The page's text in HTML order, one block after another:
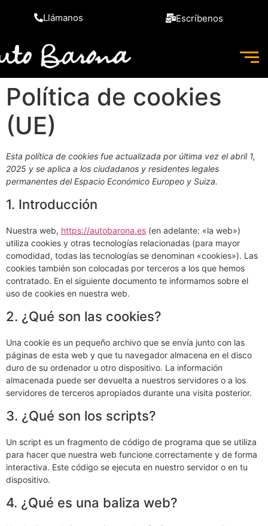
Llámanos Escríbenos
Política de cookies
(UE)
Esta política de cookies fue actualizada por última vez el abril 1,
2025 y se aplica a los ciudadanos y residentes legales
permanentes del Espacio Económico Europeo y Suiza.
1. Introducción
Nuestra web, https://autobarona.es (en adelante: «la web»)
utiliza cookies y otras tecnologías relacionadas (para mayor
comodidad, todas las tecnologías se denominan «cookies»). Las
cookies también son colocadas por terceros a los que hemos
contratado. En el siguiente documento te informamos sobre el
uso de cookies en nuestra web.
2. ¿Qué son las cookies?
Una cookie es un pequeño archivo que se envía junto con las
páginas de esta web y que tu navegador almacena en el disco
duro de su ordenador u otro dispositivo. La información
almacenada puede ser devuelta a nuestros servidores o a los
servidores de terceros apropiados durante una visita posterior.
3. ¿Qué son los scripts?
Un script es un fragmento de código de programa que se utiliza
para hacer que nuestra web funcione correctamente y de forma
interactiva. Este código se ejecuta en nuestro servidor o en tu
dispositivo.
4. ¿Qué es una baliza web?